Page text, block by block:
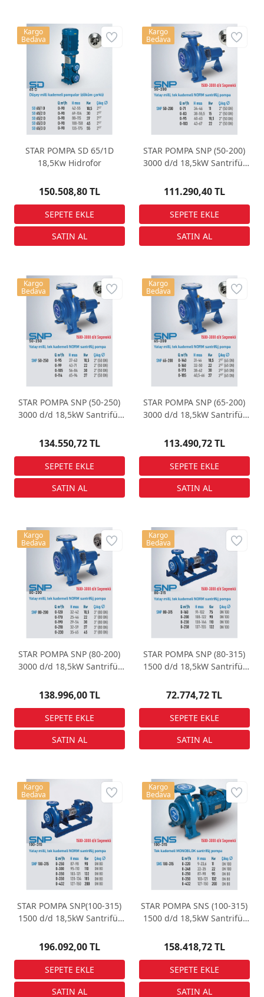
STAR POMPA SD 65/1D
18,5Kw Hidrofor
150.508,80 TL
Kargo
Bedava
STAR POMPA SNP (50-200)
3000 d/d 18,5kW Santrifüj
111.290,40 TL
Kargo
Bedava
STAR POMPA SNP (50-250)
3000 d/d 18,5kW Santrifüj
134.550,72 TL
Kargo
Bedava
STAR POMPA SNP (65-200)
3000 d/d 18,5kW Santrifüj
113.490,72 TL
Kargo
Bedava
STAR POMPA SNP (80-200)
3000 d/d 18,5kW Santrifüj
138.996,00 TL
Kargo
Bedava
STAR POMPA SNP (80-315)
1500 d/d 18,5kW Santrifüj
72.774,72 TL
Kargo
Bedava
STAR POMPA SNP(100-315)
1500 d/d 18,5kW Santrifüj
196.092,00 TL
Kargo
Bedava
STAR POMPA SNS (100-315)
1500 d/d 18,5kW Santrifüj
158.418,72 TL
Kargo
Bedava